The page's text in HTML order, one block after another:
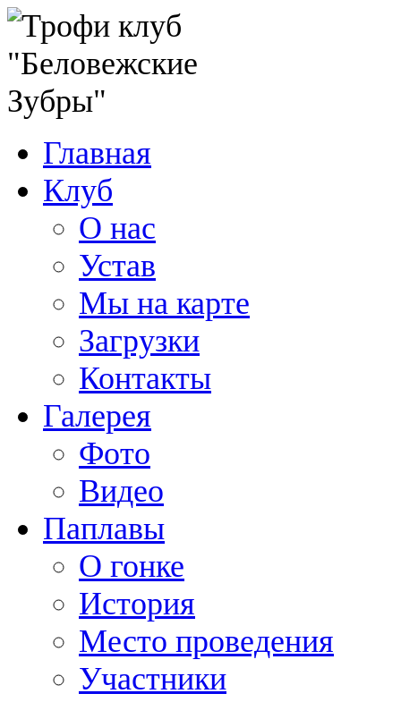
Главная
Клуб
О нас
Устав
Мы на карте
Загрузки
Контакты
Галерея
Фото
Видео
Паплавы
О гонке
История
Место проведения
Участники